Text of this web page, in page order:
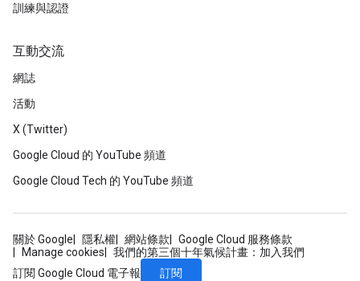
訓練與認證
互動交流
網誌
活動
X (Twitter)
Google Cloud 的 YouTube 頻道
Google Cloud Tech 的 YouTube 頻道
關於 Google 隱私權 網站條款
Google Cloud 服務條款
Manage cookies
我們的第三個十年氣候計畫：加入我們
訂閱 Google Cloud 電子報
訂閱